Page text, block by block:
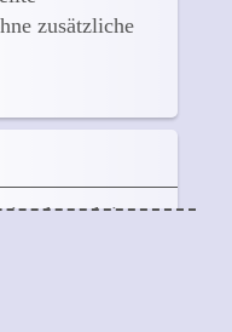
zusätzliche
kontaktieren
aber